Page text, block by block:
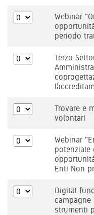
Webinar
periodo
Terzo
Trovare e
volontari
Webinar
potenziale
Enti Non
Digital
strumenti